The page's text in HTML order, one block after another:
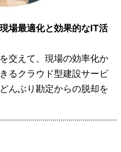
場最適化と効果的なIT活
交えて、現場の効率化か
るクラウド型建設サービ
んぶり勘定からの脱却を